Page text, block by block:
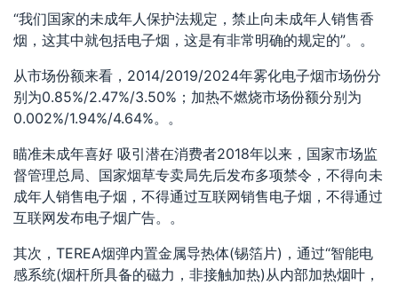
“我们国家的未成年人保护法规定，禁止向未成年人销售香
烟，这其中就包括电子烟，这是有非常明确的规定的”。。
从市场份额来看，2014/2019/2024年雾化电子烟市场份分
别为0.85%/2.47%/3.50%；加热不燃烧市场份额分别为
0.002%/1.94%/4.64%。。
瞄准未成年喜好 吸引潜在消费者2018年以来，国家市场监
督管理总局、国家烟草专卖局先后发布多项禁令，不得向未
成年人销售电子烟，不得通过互联网销售电子烟，不得通过
互联网发布电子烟广告。。
其次，TEREA烟弹内置金属导热体(锡箔片)，通过“智能电
感系统(烟杆所具备的磁力，非接触加热)从内部加热烟叶，